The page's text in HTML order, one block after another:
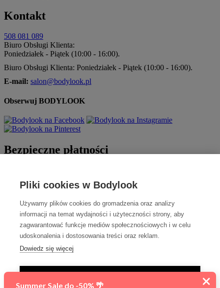
Pliki cookies w Bodylook
Używamy plików cookies do gromadzenia oraz analizy
informacji na temat wydajności i użyteczności strony, aby
zagwarantować funkcje mediów społecznościowych i w celu
udoskonalenia i dostosowania treści oraz reklam.
Dowiedz się więcej
Kontakt
508 081 089
Biuro Obsługi Klienta:
Poniedziałek - Piątek (10:00 - 16:00).
Biuro Obsługi Klienta: Poniedziałek - Piątek (10:00 - 16:00).
E-mail: salon@bodylook.pl
Obserwuj BODYLOOK
Bezpieczne płatności
Szybka dostawa